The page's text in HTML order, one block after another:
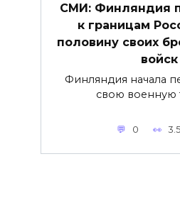
СМИ: Финляндия
к границам
половину своих
войск
Финляндия начала
свою военную
0